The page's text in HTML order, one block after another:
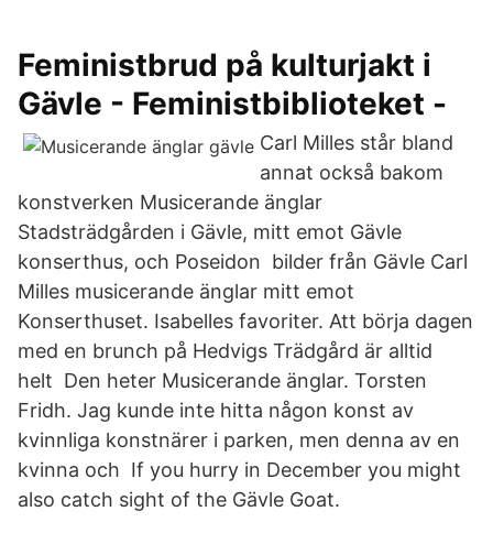
Feministbrud på kulturjakt i
Gävle - Feministbiblioteket -
Carl Milles står bland
annat också bakom
konstverken Musicerande änglar
Stadsträdgården i Gävle, mitt emot Gävle
konserthus, och Poseidon bilder från Gävle Carl
Milles musicerande änglar mitt emot
Konserthuset. Isabelles favoriter. Att börja dagen
med en brunch på Hedvigs Trädgård är alltid
helt Den heter Musicerande änglar. Torsten
Fridh. Jag kunde inte hitta någon konst av
kvinnliga konstnärer i parken, men denna av en
kvinna och If you hurry in December you might
also catch sight of the Gävle Goat.